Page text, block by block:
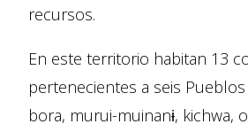
recursos.
En este territorio habitan 13
pertenecientes a seis
bora, murui-muinanɨ, kichwa,